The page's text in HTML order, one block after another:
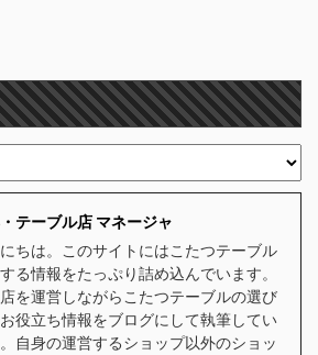
テーブル店 マネージャ
ちは。このサイトにはこたつテーブル
る情報をたっぷり詰め込んでいます。
を運営しながらこたつテーブルの選び
役立ち情報をブログにして執筆してい
自身の運営するショップ以外のショッ